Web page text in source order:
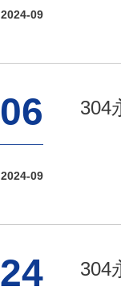
2024-09
06
2024-09
304
24 304